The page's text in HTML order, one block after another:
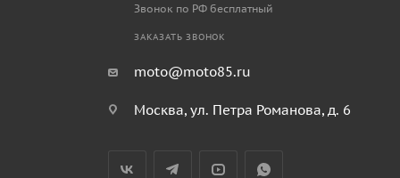
Звонок по РФ бесплатный
ЗАКАЗАТЬ ЗВОНОК
moto@moto85.ru
Москва, ул. Петра Романова, д. 6